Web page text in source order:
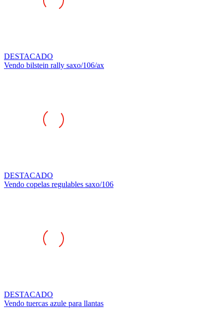
DESTACADO
Vendo bilstein rally saxo/106/ax
DESTACADO
Vendo copelas regulables saxo/106
DESTACADO
Vendo tuercas azule para llantas